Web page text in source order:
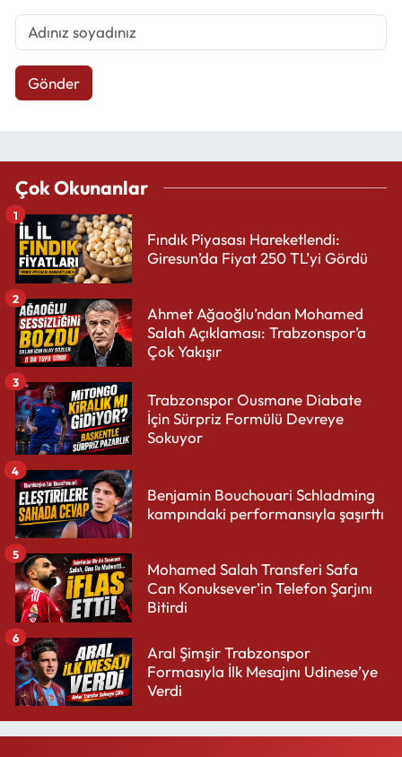
Gönder
Çok Okunanlar
Fındık Piyasası Hareketlendi:
Giresun’da Fiyat 250 TL’yi Gördü
1
Ahmet Ağaoğlu’ndan Mohamed
Salah Açıklaması: Trabzonspor’a
Çok Yakışır
2
Trabzonspor Ousmane Diabate
İçin Sürpriz Formülü Devreye
Sokuyor
3
Benjamin Bouchouari Schladming
kampındaki performansıyla şaşırttı
4
Mohamed Salah Transferi Safa
Can Konuksever’in Telefon Şarjını
Bitirdi
5
Aral Şimşir Trabzonspor
Formasıyla İlk Mesajını Udinese’ye
Verdi
6